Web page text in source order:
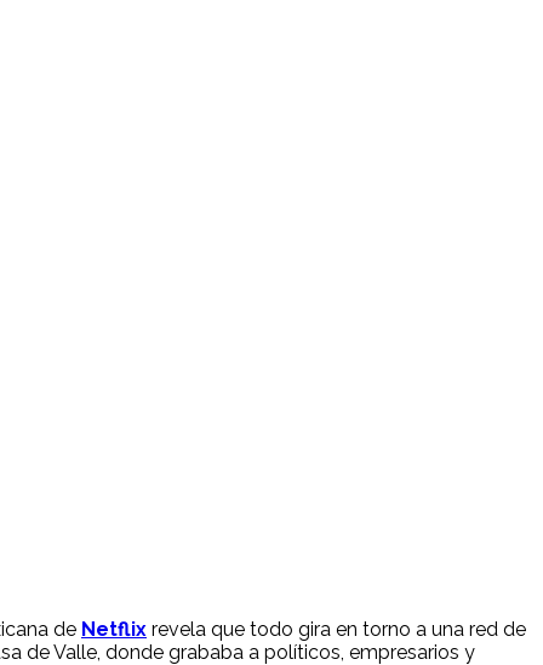
de Netflix revela que todo gira en torno a una red de
de Valle, donde grababa a políticos, empresarios y